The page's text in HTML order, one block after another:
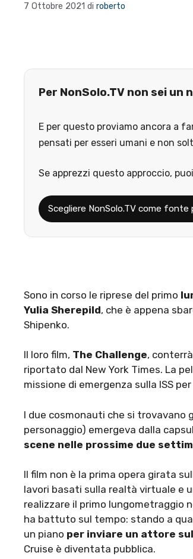
7 Ottobre 2021 di roberto
Per NonSolo.TV non sei un
E per questo proviamo ancora a
pensati per esseri umani e non
Se apprezzi questo approccio,
Scegliere NonSolo.TV come
Sono in corso le riprese del primo
Yulia Sherepild, che è appena
Shipenko.
Il loro film, The Challenge,
riportato dal New York Times. La
missione di emergenza sulla ISS
I due cosmonauti che si trovavano
personaggio) emergeva dalla
scene nelle prossime due
Il film non è la prima opera girata
lavori basati sulla realtà virtuale e
realizzare il primo lungometraggio
ha battuto sul tempo: stando a
un piano per inviare un attore
Cruise è diventata pubblica.